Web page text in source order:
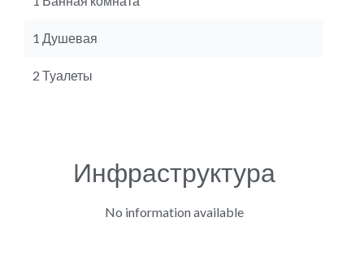
1 Душевая
2 Туалеты
Инфраструктура
No information available